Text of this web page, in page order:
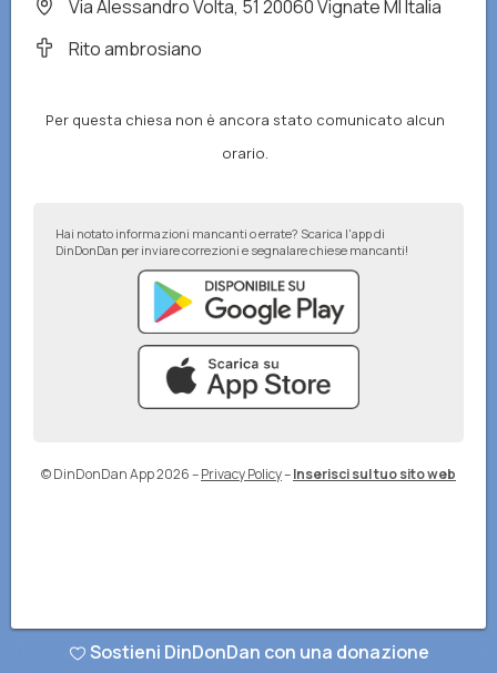
Via Alessandro Volta, 51 20060 Vignate MI Italia
Rito ambrosiano
Per questa chiesa non è ancora stato comunicato alcun
orario.
Hai notato informazioni mancanti o errate? Scarica l'app di
DinDonDan per inviare correzioni e segnalare chiese mancanti!
© DinDonDan App 2026–Privacy Policy–Inserisci sul tuo sito web
Sostieni DinDonDan con una donazione